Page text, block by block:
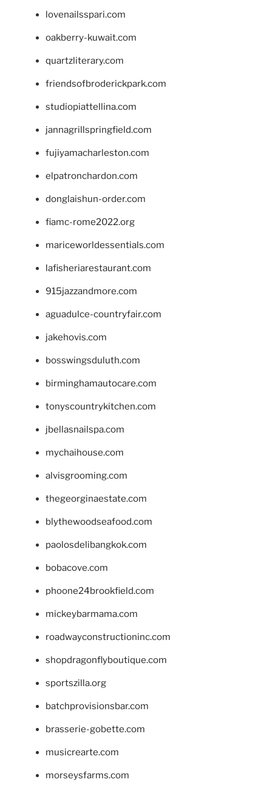
lovenailsspari.com
oakberry-kuwait.com
quartzliterary.com
friendsofbroderickpark.com
studiopiattellina.com
jannagrillspringfield.com
fujiyamacharleston.com
elpatronchardon.com
donglaishun-order.com
fiamc-rome2022.org
mariceworldessentials.com
lafisheriarestaurant.com
915jazzandmore.com
aguadulce-countryfair.com
jakehovis.com
bosswingsduluth.com
birminghamautocare.com
tonyscountrykitchen.com
jbellasnailspa.com
mychaihouse.com
alvisgrooming.com
thegeorginaestate.com
blythewoodseafood.com
paolosdelibangkok.com
bobacove.com
phoone24brookfield.com
mickeybarmama.com
roadwayconstructioninc.com
shopdragonflyboutique.com
sportszilla.org
batchprovisionsbar.com
brasserie-gobette.com
musicrearte.com
morseysfarms.com